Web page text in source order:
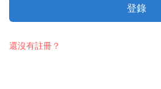
登錄
還沒有註冊？